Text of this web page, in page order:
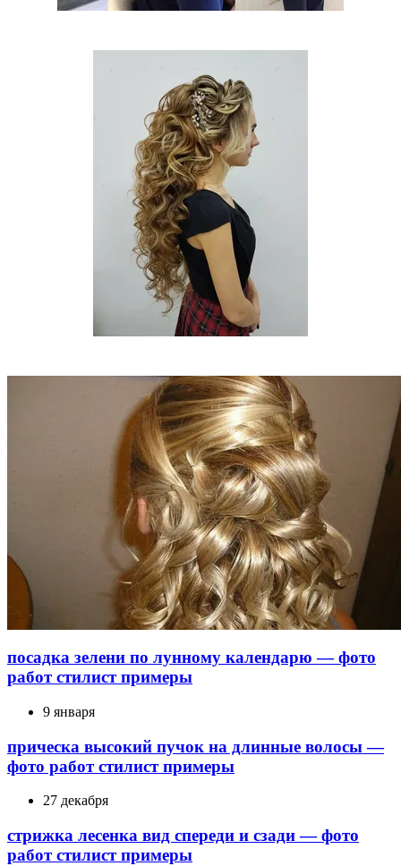
посадка зелени по лунному календарю — фото
работ стилист примеры
9 января
прическа высокий пучок на длинные волосы —
фото работ стилист примеры
27 декабря
стрижка лесенка вид спереди и сзади — фото
работ стилист примеры